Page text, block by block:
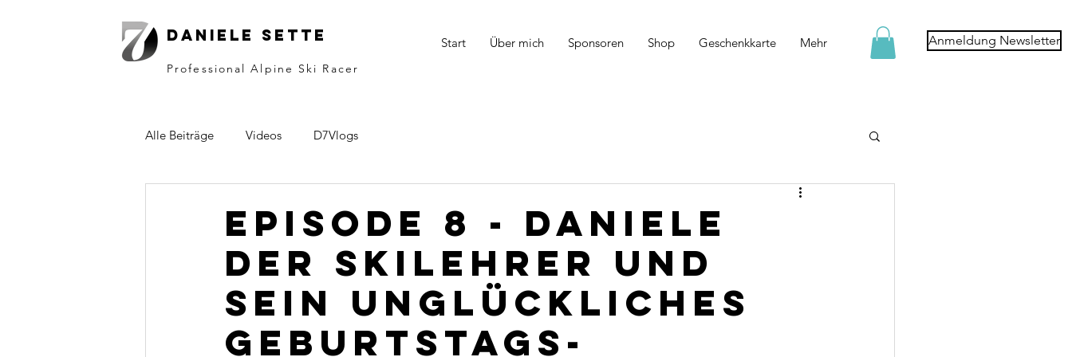
Daniele sette
Professional Alpine Ski Racer
Start Über mich Sponsoren Shop Geschenkkarte Mehr Anmeldung Newsletter
Alle Beiträge Videos D7Vlogs
Episode 8 - Daniele
der Skilehrer und
sein unglückliches
Geburtstags-